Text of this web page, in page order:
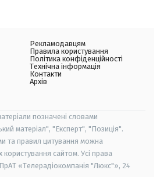
Рекламодавцям
Правила користування
Політика конфіденційності
Технічна інформація
Контакти
Архів
позначені словами
матеріал", "Експерт", "Позиція".
та правил цитування можна
сайтом. Усі права
«Телерадіокомпанія "Люкс"», 24